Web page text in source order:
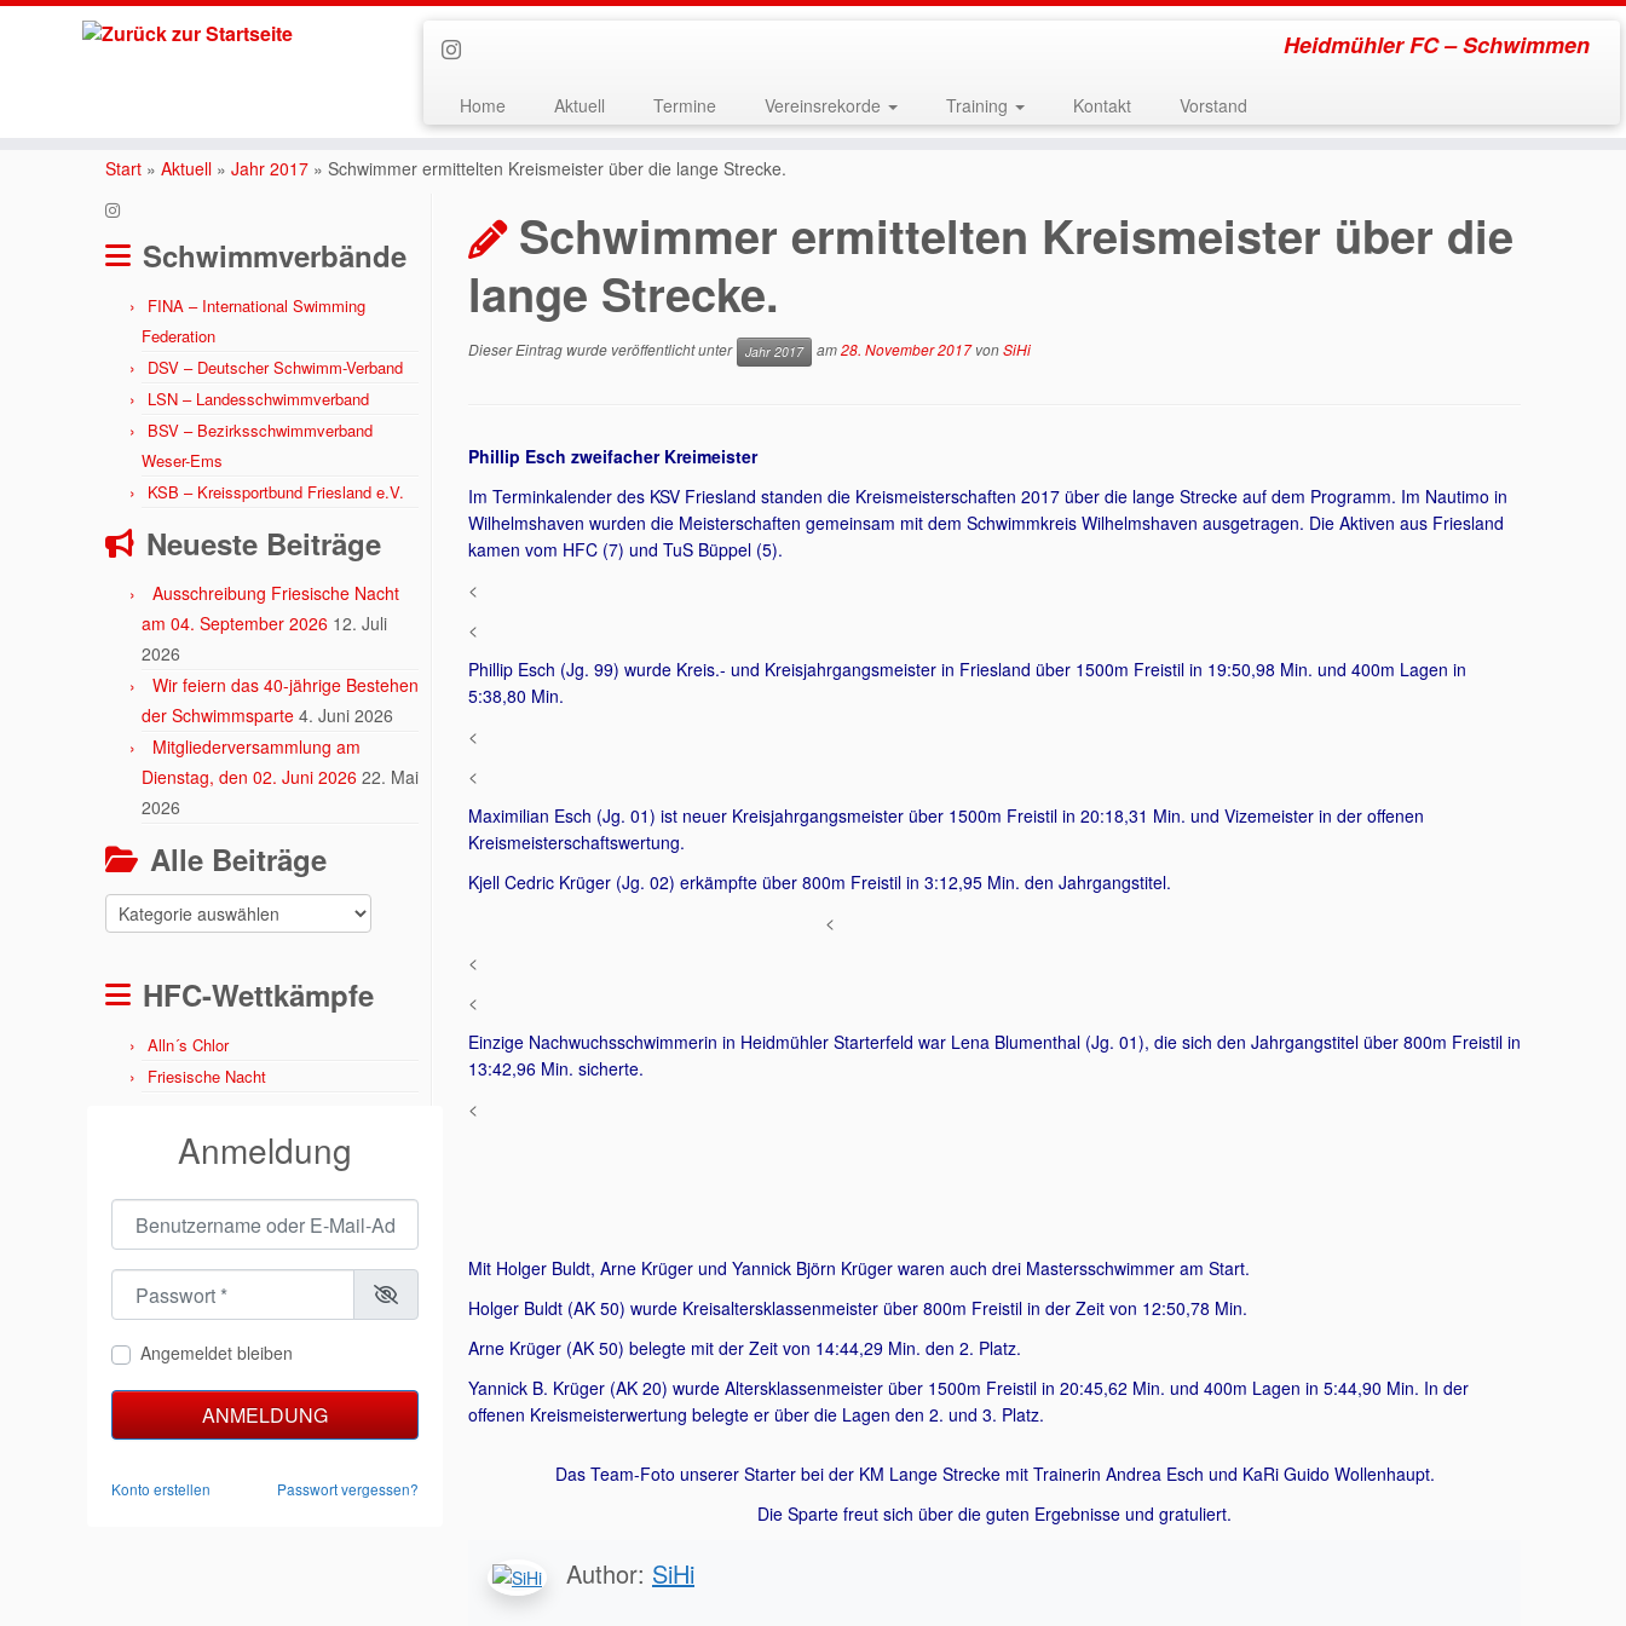
Heidmühler FC – Schwimmen
Home Aktuell Termine Vereinsrekorde Training Kontakt Vorstand
Start » Aktuell » Jahr 2017 » Schwimmer ermittelten Kreismeister über die lange Strecke.
Schwimmverbände
FINA – International Swimming
Federation
DSV – Deutscher Schwimm-Verband
LSN – Landesschwimmverband
BSV – Bezirksschwimmverband
Weser-Ems
KSB – Kreissportbund Friesland e.V.
Neueste Beiträge
Ausschreibung Friesische Nacht
am 04. September 2026 12. Juli
2026
Wir feiern das 40-jährige Bestehen
der Schwimmsparte 4. Juni 2026
Mitgliederversammlung am
Dienstag, den 02. Juni 2026 22. Mai
2026
Alle Beiträge
Alle
Beiträge
HFC-Wettkämpfe
Alln´s Chlor
Friesische Nacht
Anmeldung
Angemeldet bleiben
ANMELDUNG
Konto erstellen Passwort vergessen?
Schwimmer ermittelten Kreismeister über die
lange Strecke.
Dieser Eintrag wurde veröffentlicht unter Jahr 2017 am28. November 2017 vonSiHi
Phillip Esch zweifacher Kreimeister
Im Terminkalender des KSV Friesland standen die Kreismeisterschaften 2017 über die lange Strecke auf dem Programm. Im Nautimo in
Wilhelmshaven wurden die Meisterschaften gemeinsam mit dem Schwimmkreis Wilhelmshaven ausgetragen. Die Aktiven aus Friesland
kamen vom HFC (7) und TuS Büppel (5).
<
<
Phillip Esch (Jg. 99) wurde Kreis.- und Kreisjahrgangsmeister in Friesland über 1500m Freistil in 19:50,98 Min. und 400m Lagen in
5:38,80 Min.
<
<
Maximilian Esch (Jg. 01) ist neuer Kreisjahrgangsmeister über 1500m Freistil in 20:18,31 Min. und Vizemeister in der offenen
Kreismeisterschaftswertung.
Kjell Cedric Krüger (Jg. 02) erkämpfte über 800m Freistil in 3:12,95 Min. den Jahrgangstitel.
<
<
<
Einzige Nachwuchsschwimmerin in Heidmühler Starterfeld war Lena Blumenthal (Jg. 01), die sich den Jahrgangstitel über 800m Freistil in
13:42,96 Min. sicherte.
<
Mit Holger Buldt, Arne Krüger und Yannick Björn Krüger waren auch drei Mastersschwimmer am Start.
Holger Buldt (AK 50) wurde Kreisaltersklassenmeister über 800m Freistil in der Zeit von 12:50,78 Min.
Arne Krüger (AK 50) belegte mit der Zeit von 14:44,29 Min. den 2. Platz.
Yannick B. Krüger (AK 20) wurde Altersklassenmeister über 1500m Freistil in 20:45,62 Min. und 400m Lagen in 5:44,90 Min. In der
offenen Kreismeisterwertung belegte er über die Lagen den 2. und 3. Platz.
Das Team-Foto unserer Starter bei der KM Lange Strecke mit Trainerin Andrea Esch und KaRi Guido Wollenhaupt.
Die Sparte freut sich über die guten Ergebnisse und gratuliert.
Author: SiHi